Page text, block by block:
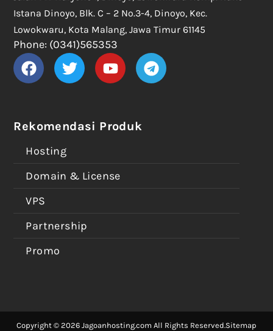
Rekomendasi Produk
Hosting
Domain & License
VPS
Partnership
Promo
Istana Dinoyo, Blk. C – 2 No.3-4, Dinoyo, Kec.
Lowokwaru, Kota Malang, Jawa Timur 61145
Phone: (0341)565353
Copyright © 2026 Jagoanhosting.com All Rights Reserved.Sitemap